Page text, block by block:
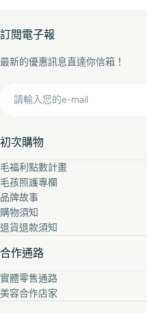
初次購物
毛福利點數計畫
毛孩照護專欄
品牌故事
購物須知
退貨退款須知
合作通路
實體零售通路
美容合作店家
訂閱電子報
最新的優惠訊息直達你信箱！